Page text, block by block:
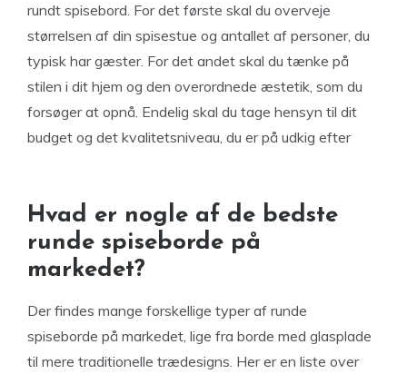
rundt spisebord. For det første skal du overveje
størrelsen af din spisestue og antallet af personer, du
typisk har gæster. For det andet skal du tænke på
stilen i dit hjem og den overordnede æstetik, som du
forsøger at opnå. Endelig skal du tage hensyn til dit
budget og det kvalitetsniveau, du er på udkig efter
Hvad er nogle af de bedste
runde spiseborde på
markedet?
Der findes mange forskellige typer af runde
spiseborde på markedet, lige fra borde med glasplade
til mere traditionelle trædesigns. Her er en liste over